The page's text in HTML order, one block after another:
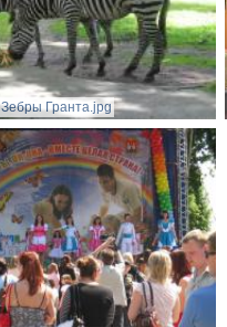
Зебры Гранта.jpg